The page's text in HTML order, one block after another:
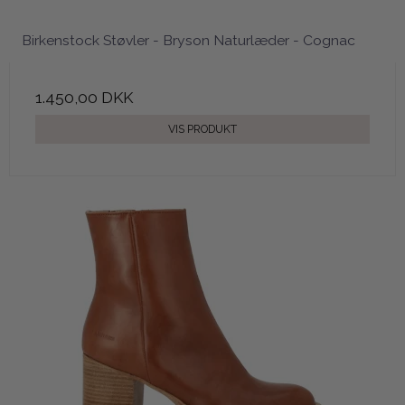
Birkenstock Støvler - Bryson Naturlæder - Cognac
1.450,00 DKK
VIS PRODUKT